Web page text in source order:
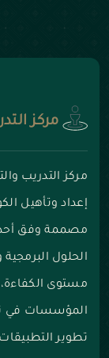
مركز
مركز التدريب
إعداد وتأهيل
مصممة وفق أحدث
الحلول
مستوى
المؤسسات في
تطوير